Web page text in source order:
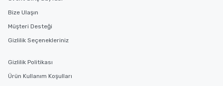
Bize Ulaşın
Müşteri Desteği
Gizlilik Seçenekleriniz
Gizlilik Politikası
Ürün Kullanım Koşulları